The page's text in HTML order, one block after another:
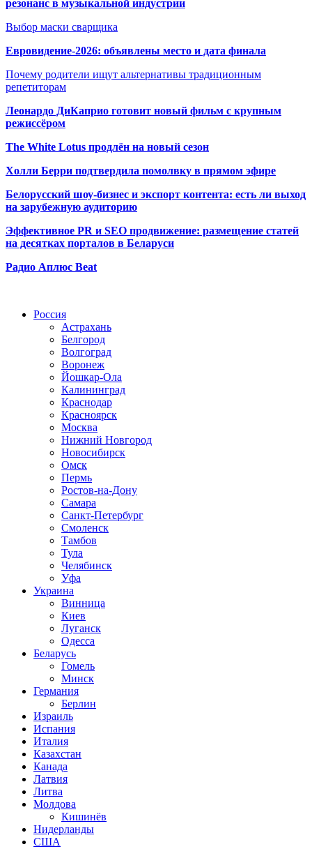
резонанс в музыкальной индустрии
Выбор маски сварщика
Евровидение-2026: объявлены место и дата финала
Почему родители ищут альтернативы традиционным
репетиторам
Леонардо ДиКаприо готовит новый фильм с крупным
режиссёром
The White Lotus продлён на новый сезон
Холли Берри подтвердила помолвку в прямом эфире
Белорусский шоу-бизнес и экспорт контента: есть ли выход
на зарубежную аудиторию
Эффективное PR и SEO продвижение: размещение статей
на десятках порталов в Беларуси
Радио Аплюс Beat
Россия
Астрахань
Белгород
Волгоград
Воронеж
Йошкар-Ола
Калининград
Краснодар
Красноярск
Москва
Нижний Новгород
Новосибирск
Омск
Пермь
Ростов-на-Дону
Самара
Санкт-Петербург
Смоленск
Тамбов
Тула
Челябинск
Уфа
Украина
Винница
Киев
Луганск
Одесса
Беларусь
Гомель
Минск
Германия
Берлин
Израиль
Испания
Италия
Казахстан
Канада
Латвия
Литва
Молдова
Кишинёв
Нидерланды
США